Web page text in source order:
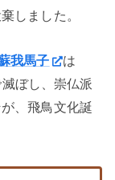
しました。
我馬子
は
ぼし、崇仏派
、飛鳥文化誕